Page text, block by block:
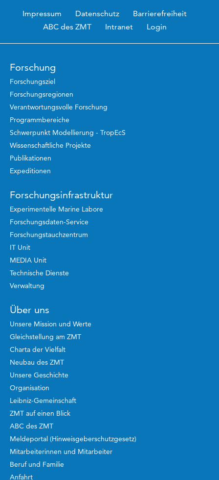
Impressum Datenschutz
Barrierefreiheit
ABC des ZMT
Intranet Login
Forschung
Forschungsziel
Forschungsregionen
Verantwortungsvolle Forschung
Programmbereiche
Schwerpunkt Modellierung - TropEcS
Wissenschaftliche Projekte
Publikationen
Expeditionen
Forschungsinfrastruktur
Experimentelle Marine Labore
Forschungsdaten-Service
Forschungstauchzentrum
IT Unit
MEDIA Unit
Technische Dienste
Verwaltung
Über uns
Unsere Mission und Werte
Gleichstellung am ZMT
Charta der Vielfalt
Neubau des ZMT
Unsere Geschichte
Organisation
Leibniz-Gemeinschaft
ZMT auf einen Blick
ABC des ZMT
Meldeportal (Hinweisgeberschutzgesetz)
Mitarbeiterinnen und Mitarbeiter
Beruf und Familie
Anfahrt